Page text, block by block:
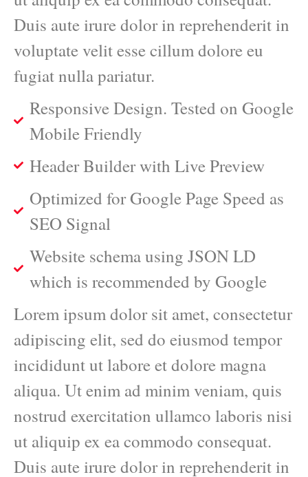
Duis aute irure dolor in reprehenderit in
voluptate velit esse cillum dolore eu
fugiat nulla pariatur.
Responsive Design. Tested on Google
Mobile Friendly
Header Builder with Live Preview
Optimized for Google Page Speed as
SEO Signal
Website schema using JSON LD
which is recommended by Google
Lorem ipsum dolor sit amet, consectetur
adipiscing elit, sed do eiusmod tempor
incididunt ut labore et dolore magna
aliqua. Ut enim ad minim veniam, quis
nostrud exercitation ullamco laboris nisi
ut aliquip ex ea commodo consequat.
Duis aute irure dolor in reprehenderit in